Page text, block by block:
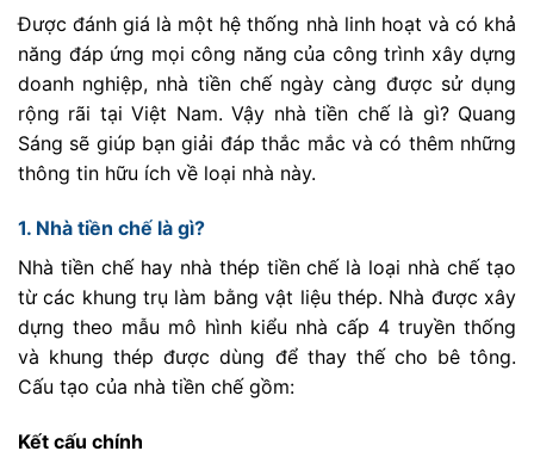
Được đánh giá là một hệ thống nhà linh hoạt và có khả
năng đáp ứng mọi công năng của công trình xây dựng
doanh nghiệp, nhà tiền chế ngày càng được sử dụng
rộng rãi tại Việt Nam. Vậy nhà tiền chế là gì? Quang
Sáng sẽ giúp bạn giải đáp thắc mắc và có thêm những
thông tin hữu ích về loại nhà này.
1. Nhà tiền chế là gì?
Nhà tiền chế hay nhà thép tiền chế là loại nhà chế tạo
từ các khung trụ làm bằng vật liệu thép. Nhà được xây
dựng theo mẫu mô hình kiểu nhà cấp 4 truyền thống
và khung thép được dùng để thay thế cho bê tông.
Cấu tạo của nhà tiền chế gồm:
Kết cấu chính